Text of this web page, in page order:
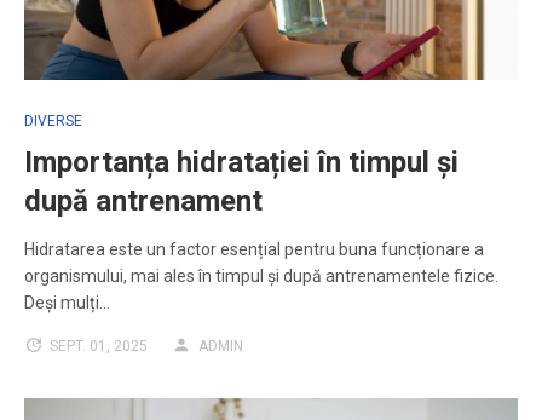
DIVERSE
Importanța hidratației în timpul și
după antrenament
Hidratarea este un factor esențial pentru buna funcționare a
organismului, mai ales în timpul și după antrenamentele fizice.
Deși mulți…
SEPT. 01, 2025 ADMIN